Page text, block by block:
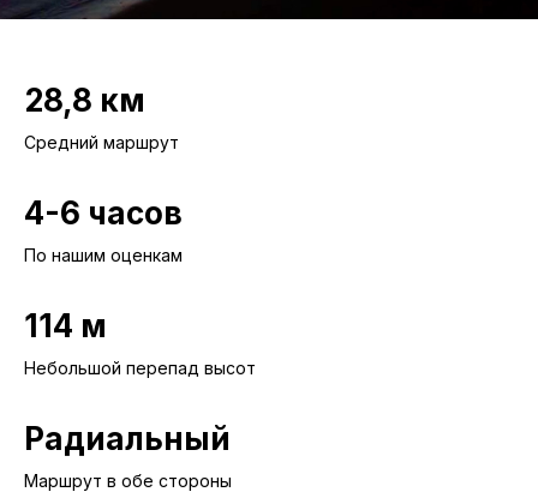
28,8 км
Средний маршрут
4-6 часов
По нашим оценкам
114 м
Небольшой перепад высот
Радиальный
Маршрут в обе стороны